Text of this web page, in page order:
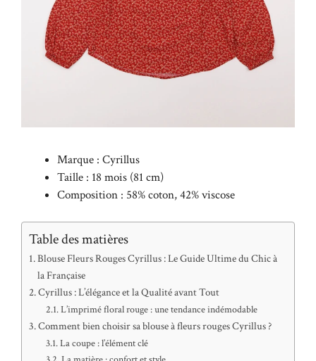
Marque : Cyrillus
Taille : 18 mois (81 cm)
Composition : 58% coton, 42% viscose
Table des matières
Blouse Fleurs Rouges Cyrillus : Le Guide Ultime du Chic à
la Française
Cyrillus : L’élégance et la Qualité avant Tout
L’imprimé floral rouge : une tendance indémodable
Comment bien choisir sa blouse à fleurs rouges Cyrillus ?
La coupe : l’élément clé